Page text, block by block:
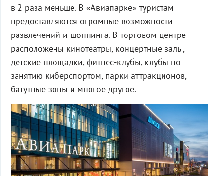
в 2 раза меньше. В «Авиапарке» туристам
предоставляются огромные возможности
развлечений и шоппинга. В торговом центре
расположены кинотеатры, концертные залы,
детские площадки, фитнес-клубы, клубы по
занятию киберспортом, парки аттракционов,
батутные зоны и многое другое.